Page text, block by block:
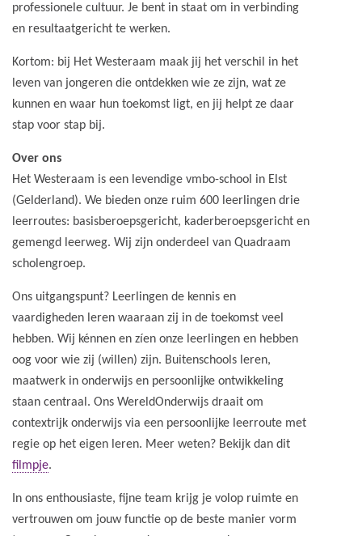
professionele cultuur. Je bent in staat om in verbinding
en resultaatgericht te werken.
Kortom: bij Het Westeraam maak jij het verschil in het
leven van jongeren die ontdekken wie ze zijn, wat ze
kunnen en waar hun toekomst ligt, en jij helpt ze daar
stap voor stap bij.
Over ons
Het Westeraam is een levendige vmbo-school in Elst
(Gelderland). We bieden onze ruim 600 leerlingen drie
leerroutes: basisberoepsgericht, kaderberoepsgericht en
gemengd leerweg. Wij zijn onderdeel van Quadraam
scholengroep.
Ons uitgangspunt? Leerlingen de kennis en
vaardigheden leren waaraan zij in de toekomst veel
hebben. Wij kénnen en zíen onze leerlingen en hebben
oog voor wie zij (willen) zijn. Buitenschools leren,
maatwerk in onderwijs en persoonlijke ontwikkeling
staan centraal. Ons WereldOnderwijs draait om
contextrijk onderwijs via een persoonlijke leerroute met
regie op het eigen leren. Meer weten? Bekijk dan dit
filmpje.
In ons enthousiaste, fijne team krijg je volop ruimte en
vertrouwen om jouw functie op de beste manier vorm